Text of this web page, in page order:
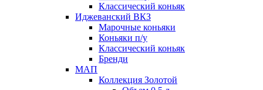
Классический коньяк
Иджеванский ВКЗ
Марочные коньяки
Коньяки п/у
Классический коньяк
Бренди
МАП
Коллекция Золотой